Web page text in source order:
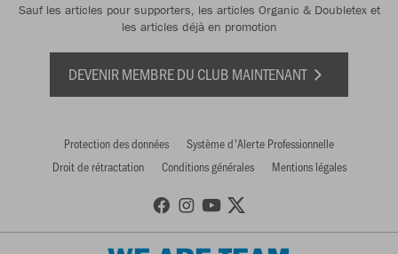
Sauf les articles pour supporters, les articles Organic & Doubletex et
les articles déjà en promotion
DEVENIR MEMBRE DU CLUB MAINTENANT
Protection des données
Système d'Alerte Professionnelle
Droit de rétractation
Conditions générales Mentions légales